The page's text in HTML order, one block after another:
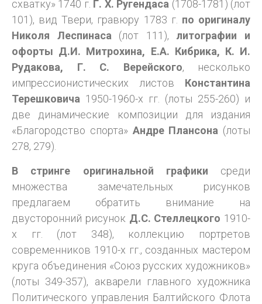
схватку» 1740 г. Г. Х. Ругендаса (1708-1781) (лот
101), вид Твери, гравюру 1783 г. по оригиналу
Николя Леспинаса (лот 111), литографии и
офорты Д.И. Митрохина, Е.А. Кибрика, К. И.
Рудакова, Г. С. Верейского, несколько
импрессионистических листов Константина
Терешковича 1950-1960-х гг. (лоты 255-260) и
две динамические композиции для издания
«Благородство спорта» Андре Плансона (лоты
278, 279).
В стринге оригинальной графики среди
множества замечательных рисунков
предлагаем обратить внимание на
двусторонний рисунок Д.С. Стеллецкого 1910-
х гг. (лот 348), коллекцию портретов
современников 1910-х гг., созданных мастером
круга объединения «Союз русских художников»
(лоты 349-357), акварели главного художника
Политического управления Балтийского Флота